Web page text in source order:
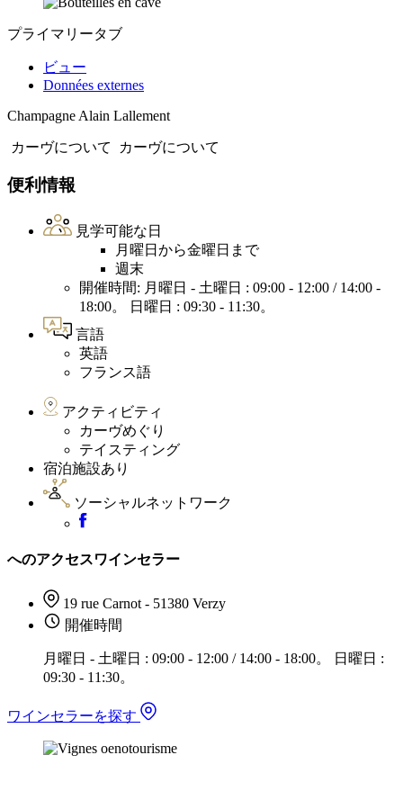
プライマリータブ
ビュー
Données externes
Champagne Alain Lallement
カーヴについて カーヴについて
便利情報
見学可能な日
月曜日から金曜日まで
週末
開催時間: 月曜日 - 土曜日 : 09:00 - 12:00 / 14:00 -
18:00。 日曜日 : 09:30 - 11:30。
言語
英語
フランス語
アクティビティ
カーヴめぐり
テイスティング
宿泊施設あり
ソーシャルネットワーク
へのアクセスワインセラー
19 rue Carnot - 51380 Verzy
開催時間
月曜日 - 土曜日 : 09:00 - 12:00 / 14:00 - 18:00。 日曜日 :
09:30 - 11:30。
ワインセラーを探す